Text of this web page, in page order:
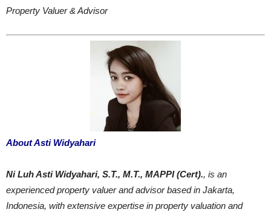
Property Valuer & Advisor
About Asti Widyahari
Ni Luh Asti Widyahari, S.T., M.T., MAPPI (Cert)., is an
experienced property valuer and advisor based in Jakarta,
Indonesia, with extensive expertise in property valuation and